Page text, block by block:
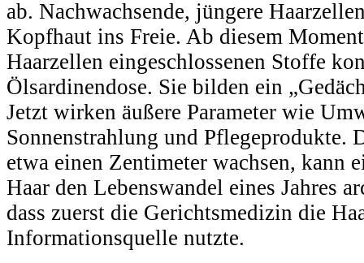
ab. Nachwachsende, jüngere
Kopfhaut ins Freie. Ab diesem
Haarzellen eingeschlossenen Stoffe
Ölsardinendose. Sie bilden ein
Jetzt wirken äußere Parameter wie
Sonnenstrahlung und Pflegeprodukte.
etwa einen Zentimeter wachsen, kann
Haar den Lebenswandel eines Jahres
dass zuerst die Gerichtsmedizin die
Informationsquelle nutzte.